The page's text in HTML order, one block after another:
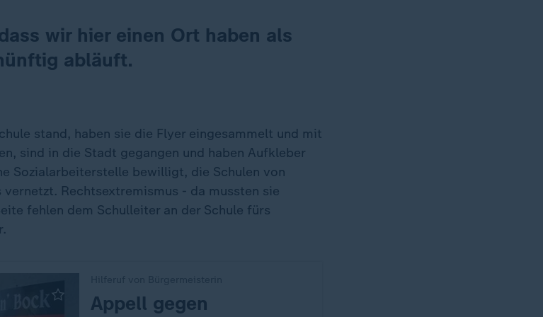
wir hier einen Ort haben als
abläuft.
stand, haben sie die Flyer eingesammelt und mit
sind in die Stadt gegangen und haben Aufkleber
Sozialarbeiterstelle bewilligt, die Schulen von
Rechtsextremismus - da mussten sie
fehlen dem Schulleiter an der Schule fürs
:
Appell gegen